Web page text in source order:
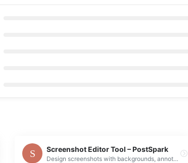
Screenshot Editor Tool – PostSpark
Design screenshots with backgrounds, annotations, effects, and browser frames. Powerful screenshot editor tool.